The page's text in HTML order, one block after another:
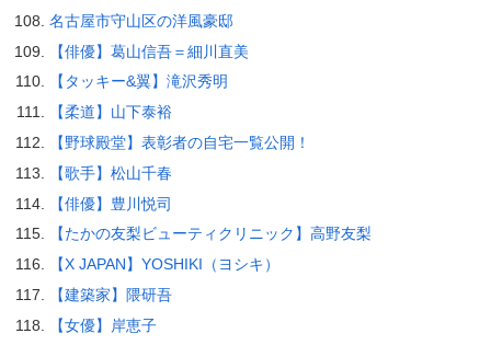
名古屋市守山区の洋風豪邸
【俳優】葛山信吾＝細川直美
【タッキー&翼】滝沢秀明
【柔道】山下泰裕
【野球殿堂】表彰者の自宅一覧公開！
【歌手】松山千春
【俳優】豊川悦司
【たかの友梨ビューティクリニック】高野友梨
【X JAPAN】YOSHIKI（ヨシキ）
【建築家】隈研吾
【女優】岸恵子